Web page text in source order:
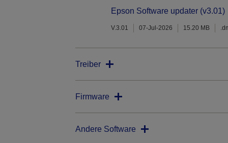
Epson Software updater (v3.01)
V.3.01 07-Jul-2026 15.20 MB
Treiber
Firmware
Andere Software